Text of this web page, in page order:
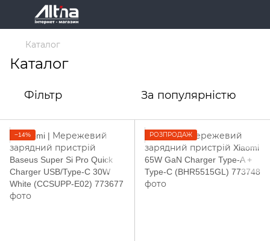
Каталог
Каталог
Фільтр За популярністю
−14% РОЗПРОДАЖ